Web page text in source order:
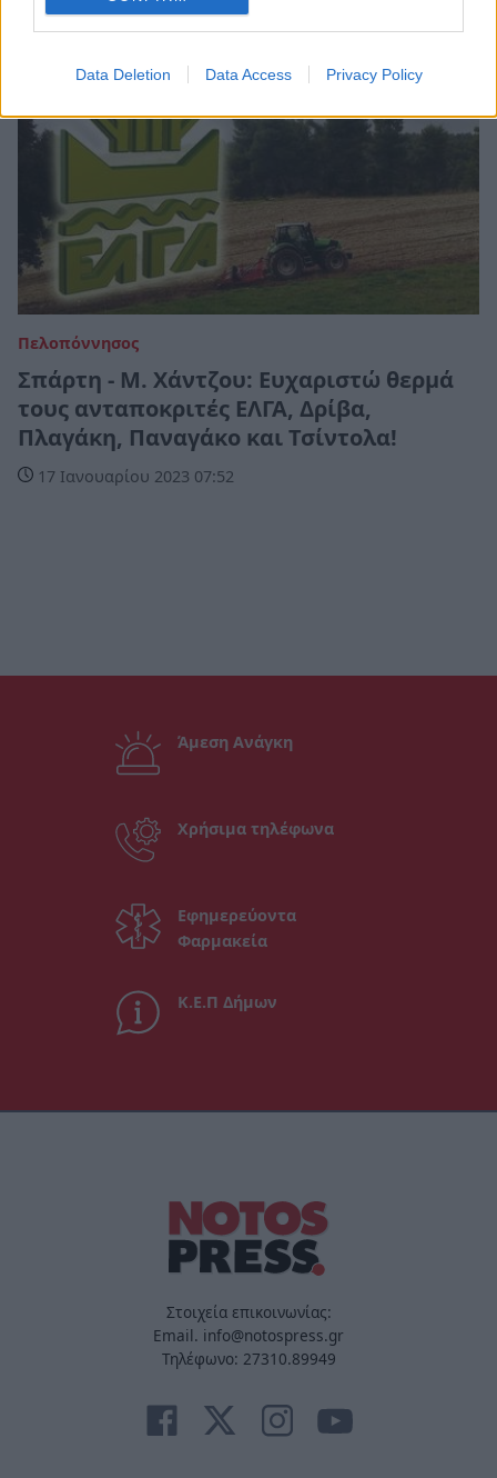
Data Deletion Data Access Privacy Policy
Πελοπόννησος
Σπάρτη - Μ. Χάντζου: Ευχαριστώ θερμά
τους ανταποκριτές ΕΛΓΑ, Δρίβα,
Πλαγάκη, Παναγάκο και Τσίντολα!
17 Ιανουαρίου 2023 07:52
Άμεση Ανάγκη
Χρήσιμα τηλέφωνα
Εφημερεύοντα
Φαρμακεία
Κ.Ε.Π Δήμων
Στοιχεία επικοινωνίας:
Email. info@notospress.gr
Τηλέφωνο: 27310.89949